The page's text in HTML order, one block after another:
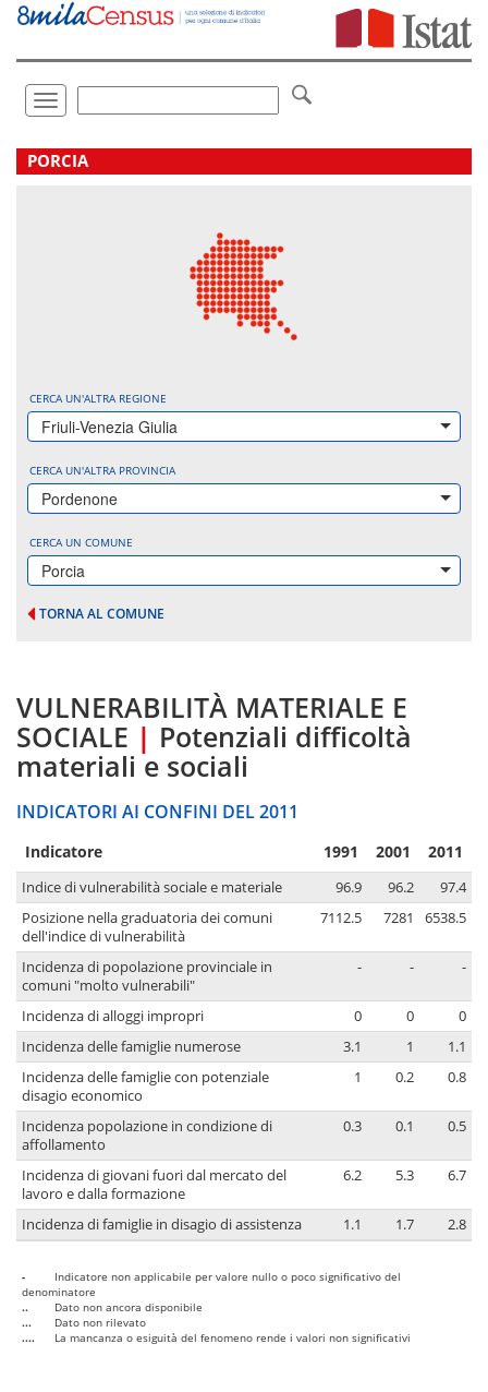
Vai
direttamente
Toggle
navigation
.
PORCIA
CERCA UN'ALTRA REGIONE
Friuli-Venezia Giulia
CERCA UN'ALTRA PROVINCIA
Pordenone
CERCA UN COMUNE
Porcia
TORNA AL COMUNE
VULNERABILITÀ MATERIALE E
SOCIALE | Potenziali difficoltà
materiali e sociali
INDICATORI AI CONFINI DEL 2011
Indicatore 1991 2001 2011
Indice di vulnerabilità sociale e materiale 96.9 96.2
97.4
Posizione nella graduatoria dei comuni
dell'indice di vulnerabilità
7112.5 7281 6538.5
Incidenza di popolazione provinciale in
comuni "molto vulnerabili"
- - -
Incidenza di alloggi impropri 0 0
0
Incidenza delle famiglie numerose
3.1 1
1.1
Incidenza delle famiglie con potenziale
disagio economico
1 0.2 0.8
Incidenza popolazione in condizione di
affollamento
0.3 0.1 0.5
Incidenza di giovani fuori dal mercato del
lavoro e dalla formazione
6.2 5.3 6.7
Incidenza di famiglie in disagio di assistenza 1.1 1.7 2.8
-
Indicatore non applicabile per valore nullo o poco significativo del
denominatore
..
Dato non ancora disponibile
...
Dato non rilevato
....
La mancanza o esiguità del fenomeno rende i valori non significativi